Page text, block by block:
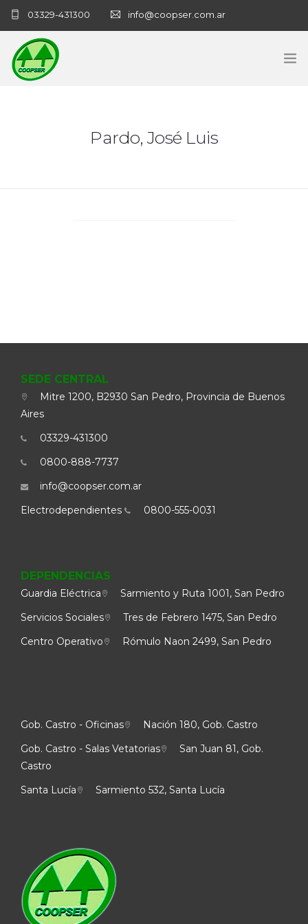
03329-431300 info@coopser.com.ar
COOPERATIVAPardo, José Luis
SEDE CENTRAL
Mitre 1200, B2930 San Pedro, Provincia de Buenos
Aires
03329-431300
0800-888-7737
info@coopser.com.ar
Electrodependientes
0800-555-0031
DEPENDENCIAS
Guardia Eléctrica
Sarmiento y Ruta 1001, San Pedro
Servicios Sociales
Tres de Febrero 1475, San Pedro
Centro Operativo
Rómulo Naon 2499, San Pedro
Gob. Castro - Oficinas
Nación 180, Gob. Castro
Gob. Castro - Salas Vetatorias
San Juan 81, Gob.
Castro
Santa Lucía
Sarmiento 532, Santa Lucía